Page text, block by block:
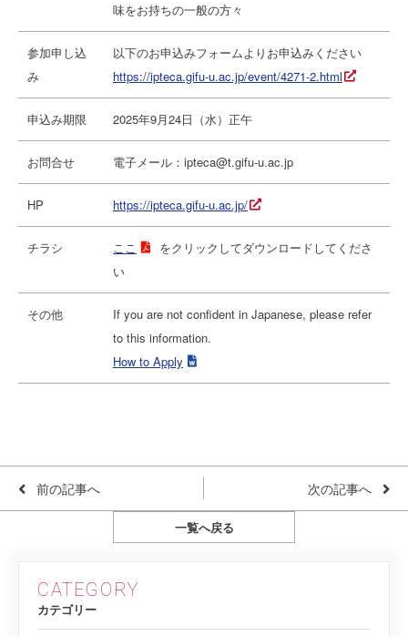
味をお持ちの一般の方々
参加申し込
み
以下のお申込みフォームよりお申込みください
https://ipteca.gifu-u.ac.jp/event/4271-2.html
申込み期限 2025年9月24日（水）正午
お問合せ 電子メール：ipteca@t.gifu-u.ac.jp
HP https://ipteca.gifu-u.ac.jp/
チラシ ここ
をクリックしてダウンロードしてくださ
い
その他
If you are not confident in Japanese, please refer
to this information.
How to Apply
前の記事へ 次の記事へ
一覧へ戻る
CATEGORY
カテゴリー